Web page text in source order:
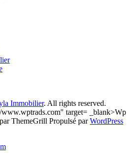
Immobilier. All rights reserved.
target= _blank>Wp
par ThemeGrill Propulsé parWordPress